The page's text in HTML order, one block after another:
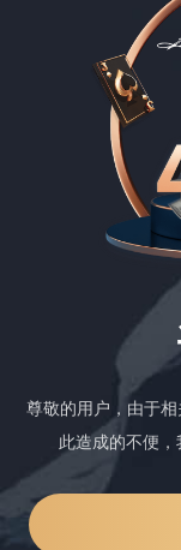
尊敬的用户，由于
此造成的不便，